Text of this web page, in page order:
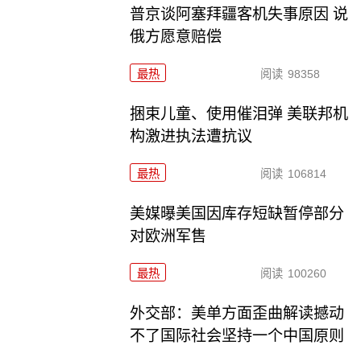
普京谈阿塞拜疆客机失事原因 说
俄方愿意赔偿
最热 阅读 98358
捆束儿童、使用催泪弹 美联邦机
构激进执法遭抗议
最热 阅读 106814
美媒曝美国因库存短缺暂停部分
对欧洲军售
最热 阅读 100260
外交部：美单方面歪曲解读撼动
不了国际社会坚持一个中国原则